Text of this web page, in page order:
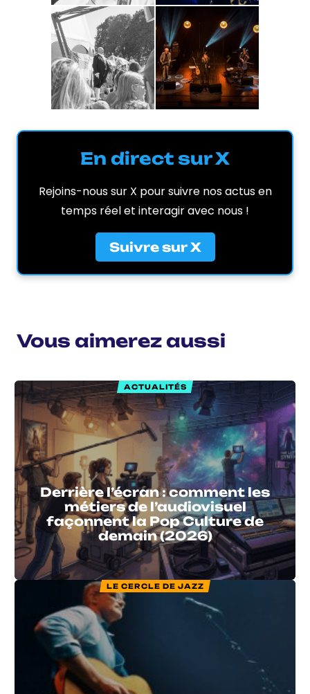
En direct sur X
Rejoins-nous sur X pour suivre nos actus en
temps réel et interagir avec nous !
Suivre sur X
Vous aimerez aussi
ACTUALITÉS
Derrière l’écran : comment les
métiers de l’audiovisuel
façonnent la Pop Culture de
demain (2026)
LE CERCLE DE JAZZ